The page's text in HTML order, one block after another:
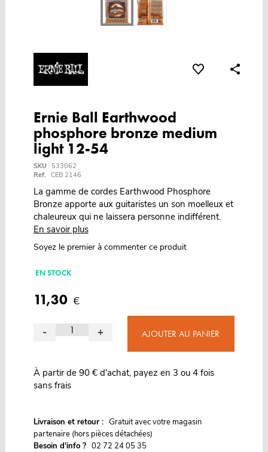
Ernie Ball Earthwood
phosphore bronze medium
light 12-54
SKU
533062
Ref. CEB 2146
La gamme de cordes Earthwood Phosphore
Bronze apporte aux guitaristes un son moelleux et
chaleureux qui ne laissera personne indifférent.
En savoir plus
Soyez le premier à commenter ce produit
EN STOCK
11,30 €
- + AJOUTER AU PANIER
À partir de 90 € d'achat, payez en 3 ou 4 fois
sans frais
Livraison et retour : Gratuit avec votre magasin
partenaire (hors pièces détachées)
Besoin d'info ? 02 72 24 05 35